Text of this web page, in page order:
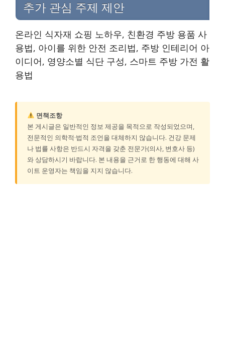
추가 관심 주제 제안
온라인 식자재 쇼핑 노하우, 친환경 주방 용품 사
용법, 아이를 위한 안전 조리법, 주방 인테리어 아
이디어, 영양소별 식단 구성, 스마트 주방 가전 활
용법
면책조항
본 게시글은 일반적인 정보 제공을 목적으로 작성되었으며,
전문적인 의학적·법적 조언을 대체하지 않습니다. 건강 문제
나 법률 사항은 반드시 자격을 갖춘 전문가(의사, 변호사 등)
와 상담하시기 바랍니다. 본 내용을 근거로 한 행동에 대해 사
이트 운영자는 책임을 지지 않습니다.